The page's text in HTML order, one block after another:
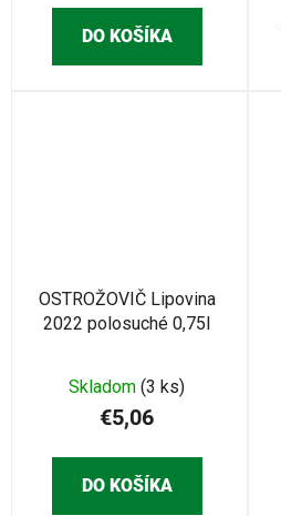
DO KOŠÍKA
OSTROŽOVIČ Lipovina
2022 polosuché 0,75l
Skladom (3 ks)
€5,06
DO KOŠÍKA